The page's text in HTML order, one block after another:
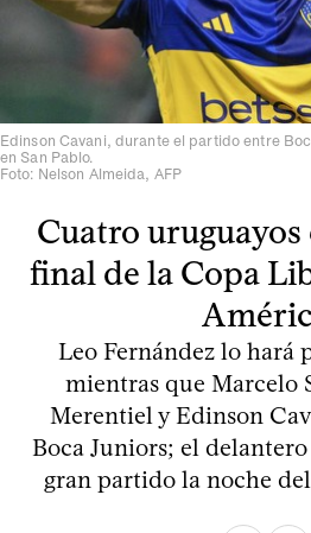
Edinson Cavani, durante el partido entre
en San Pablo.
Foto: Nelson Almeida, AFP
Cuatro uruguayos
final de la Copa
Leo Fernández lo hará
mientras que Marcelo
Merentiel y Edinson
Boca Juniors; el
gran partido la noche